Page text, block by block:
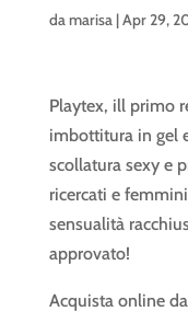
damarisa|Apr 29,
Playtex, ill primo
imbottitura in gel
scollatura sexy e
ricercati e
sensualità
approvato!
Acquista online